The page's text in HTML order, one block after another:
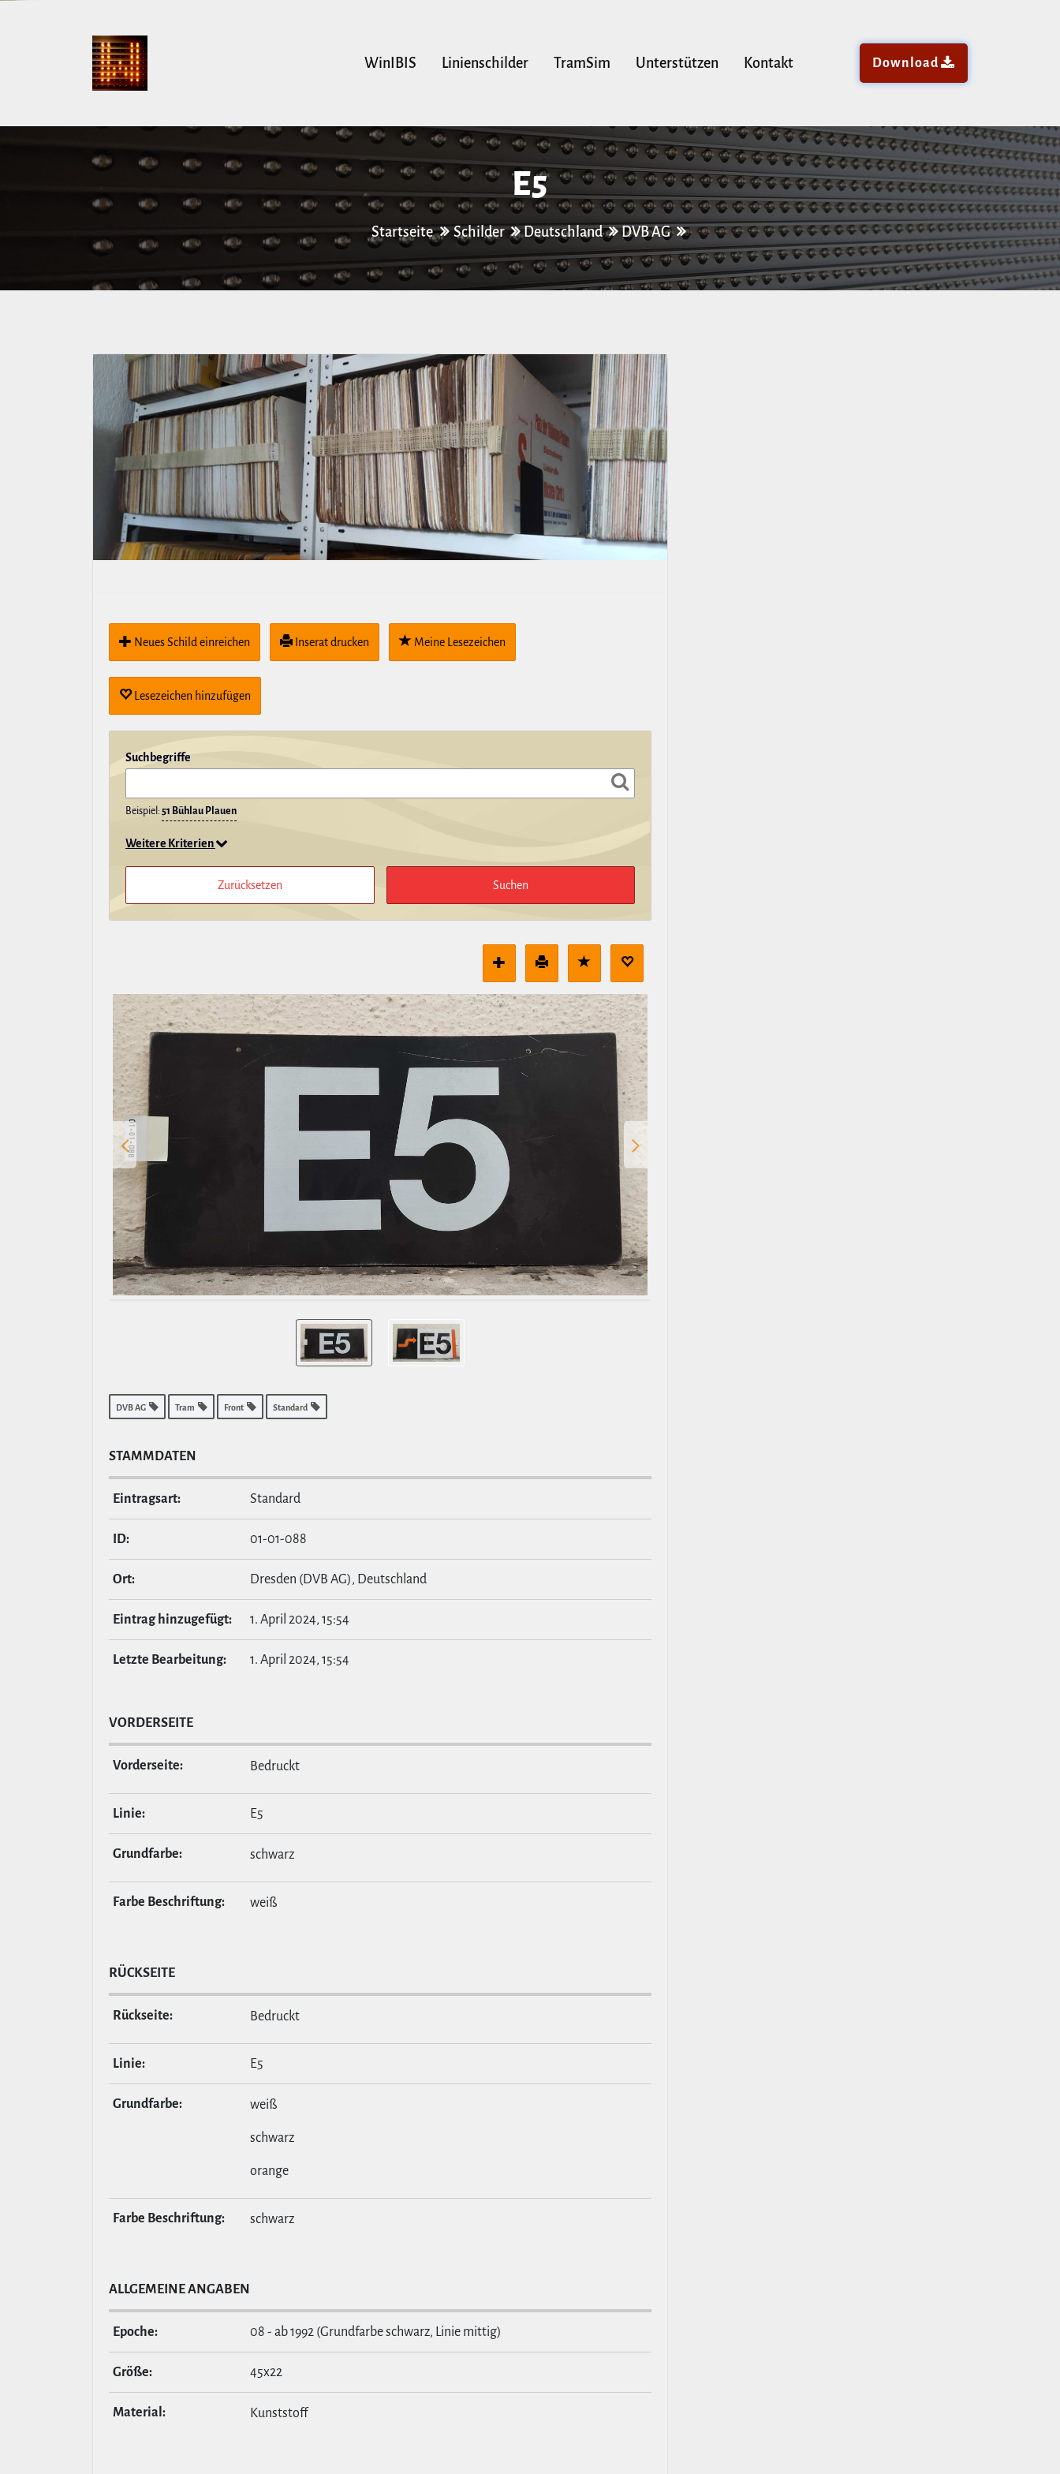
WinIBIS Linienschilder TramSim Unterstützen Kontakt Download
E5
Startseite Schilder Deutschland DVB AG
Neues Schild ein­rei­chen Inserat drucken Meine Lese­zei­chen
Lese­zei­chen hin­zu­fügen
Such­be­griffe
Beispiel: 51 Bühlau Plauen
Weitere Kriterien
DVB AG Tram Front Standard
STAMM­DATEN
Ein­tragsart: Standard
ID: 01-01-088
Ort: Dresden (DVB AG), Deutschland
Eintrag hin­zu­ge­fügt: 1. April 2024, 15:54
Letzte Bear­bei­tung: 1. April 2024, 15:54
VOR­DER­SEITE
Vor­der­seite: Bedruckt
Linie: E5
Grund­farbe: schwarz
Farbe Beschrif­tung: weiß
RÜCKSEITE
Rückseite: Bedruckt
Linie: E5
Grund­farbe: weiß
schwarz
orange
Farbe Beschrif­tung: schwarz
ALL­GE­MEINE ANGABEN
Epoche: 08 - ab 1992 (Grundfarbe schwarz, Linie mittig)
Größe: 45x22
Material: Kunststoff